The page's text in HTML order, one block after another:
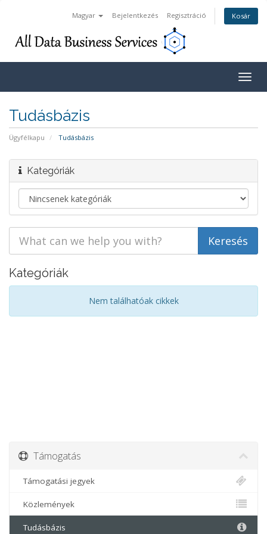
Magyar Bejelentkezés Regisztráció Kosár
Tudásbázis
Ügyfélkapu Tudásbázis
Kategóriák
Kategóriák
Nem találhatóak cikkek
Támogatás
Támogatási jegyek
Közlemények
Tudásbázis